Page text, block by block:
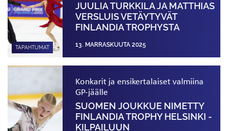
TAPAHTUMAT
JUULIA TURKKILA JA MATTHIAS
VERSLUIS VETÄYTYVÄT
FINLANDIA TROPHYSTA
13. MARRASKUUTA 2025
Konkarit ja ensikertalaiset valmiina
GP-jäälle
SUOMEN JOUKKUE NIMETTY
FINLANDIA TROPHY HELSINKI -
KILPAILUUN